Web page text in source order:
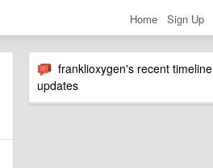
Home Sign Up
franklioxygen's recent timeline
updates